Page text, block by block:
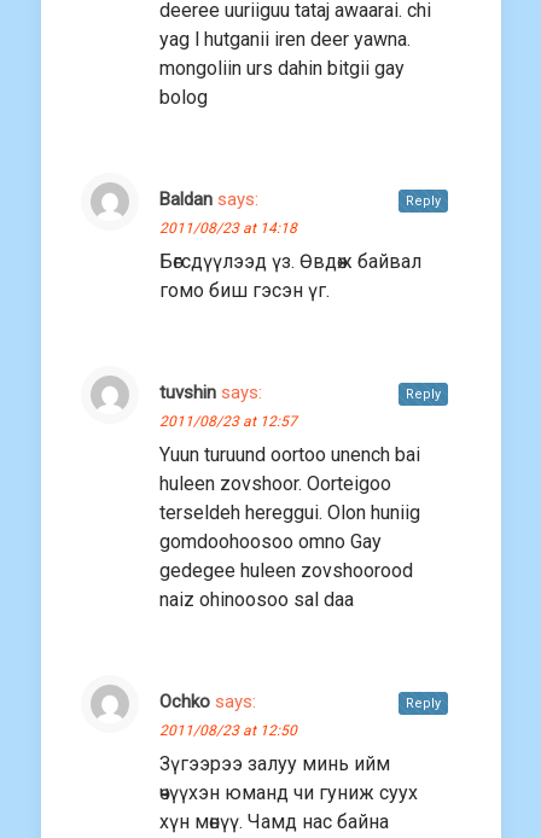
deeree uuriiguu tataj awaarai. chi
yag l hutganii iren deer yawna.
mongoliin urs dahin bitgii gay
bolog
Baldan says:
2011/08/23 at 14:18
Бөгсдүүлээд үз. Өвдөж байвал
гомо биш гэсэн үг.
Reply
tuvshin says:
2011/08/23 at 12:57
Yuun turuund oortoo unench bai
huleen zovshoor. Oorteigoo
terseldeh hereggui. Olon huniig
gomdoohoosoo omno Gay
gedegee huleen zovshoorood
naiz ohinoosoo sal daa
Reply
Ochko says:
2011/08/23 at 12:50
Зүгээрээ залуу минь ийм
өчүүхэн юманд чи гуниж суух
хүн мөнүү. Чамд нас байна
Reply